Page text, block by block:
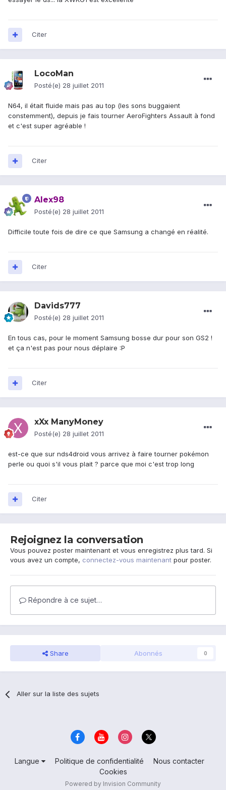
Citer
LocoMan
Posté(e) 28 juillet 2011
N64, il était fluide mais pas au top (les sons buggaient
constemment), depuis je fais tourner AeroFighters Assault à fond
et c'est super agréable !
Citer
Alex98
Posté(e) 28 juillet 2011
Difficile toute fois de dire ce que Samsung a changé en réalité.
Citer
Davids777
Posté(e) 28 juillet 2011
En tous cas, pour le moment Samsung bosse dur pour son GS2 !
et ça n'est pas pour nous déplaire :P
Citer
xXx ManyMoney
Posté(e) 28 juillet 2011
est-ce que sur nds4droid vous arrivez à faire tourner pokémon
perle ou quoi s'il vous plait ? parce que moi c'est trop long
Citer
Rejoignez la conversation
Vous pouvez poster maintenant et vous enregistrez plus tard. Si
vous avez un compte, connectez-vous maintenant pour poster.
Répondre à ce sujet…
Share Abonnés 0
Aller sur la liste des sujets
Langue Politique de confidentialité
Nous contacter
Cookies
Powered by Invision Community